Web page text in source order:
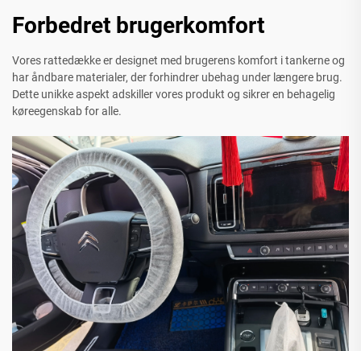
Forbedret brugerkomfort
Vores rattedække er designet med brugerens komfort i tankerne og
har åndbare materialer, der forhindrer ubehag under længere brug.
Dette unikke aspekt adskiller vores produkt og sikrer en behagelig
køreegenskab for alle.